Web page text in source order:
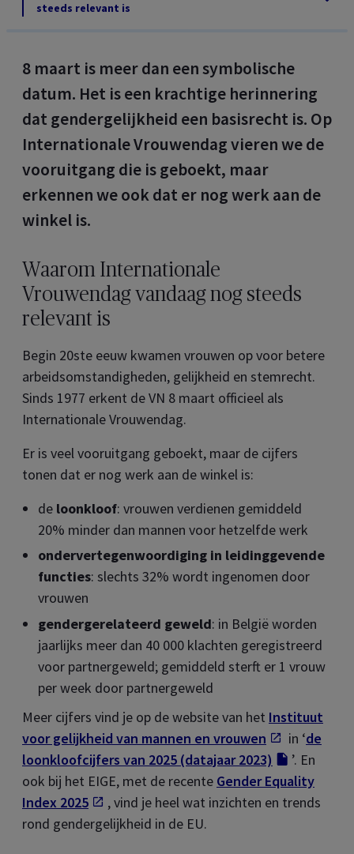
steeds relevant is
8 maart is meer dan een symbolische
datum. Het is een krachtige herinnering
dat gendergelijkheid een basisrecht is. Op
Internationale Vrouwendag vieren we de
vooruitgang die is geboekt, maar
erkennen we ook dat er nog werk aan de
winkel is.
Waarom Internationale
Vrouwendag vandaag nog steeds
relevant is
Begin 20ste eeuw kwamen vrouwen op voor betere
arbeidsomstandigheden, gelijkheid en stemrecht.
Sinds 1977 erkent de VN 8 maart officieel als
Internationale Vrouwendag.
Er is veel vooruitgang geboekt, maar de cijfers
tonen dat er nog werk aan de winkel is:
de loonkloof: vrouwen verdienen gemiddeld
20% minder dan mannen voor hetzelfde werk
ondervertegenwoordiging in leidinggevende
functies: slechts 32% wordt ingenomen door
vrouwen
gendergerelateerd geweld: in België worden
jaarlijks meer dan 40 000 klachten geregistreerd
voor partnergeweld; gemiddeld sterft er 1 vrouw
per week door partnergeweld
Meer cijfers vind je op de website van het Instituut
voor gelijkheid van mannen en vrouwen
Opent in
in ‘de
loonkloofcijfers van 2025 (datajaar 2023)
Opent in
’. En
ook bij het EIGE, met de recente Gender Equality
Index 2025 Opent in een nieuw tab
, vind je heel wat inzichten en trends
rond gendergelijkheid in de EU.